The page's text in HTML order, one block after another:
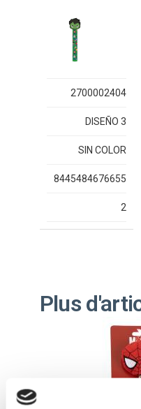
2700002404
DISEÑO 3
SIN COLOR
8445484676655
2
Plus